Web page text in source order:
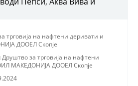
трговиjа на нафтени деривати и
ДООЕЛ Скопjе
Друштво за трговиjа на нафтени
МАКЕДОНИJА ДООЕЛ Скопjе